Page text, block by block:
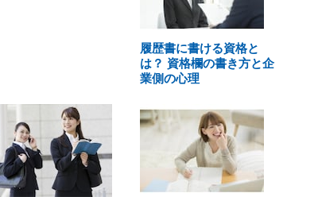
履歴書に書ける資格と
は？ 資格欄の書き方と企
業側の心理